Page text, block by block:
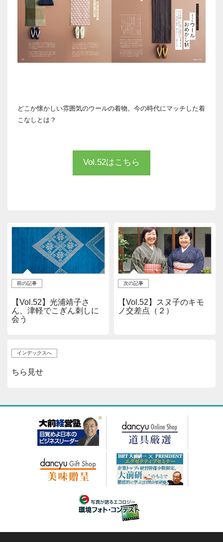
どこか懐かしい雰囲気のウールの着物。今の時代にマッチした着
こなしとは？
Vol.52はこちら
前の記事
【Vol.52】光浦靖子さ
ん、津軽でこぎん刺しに
会う
次の記事
【Vol.52】スヌ子のキモ
ノ交差点（２）
インデックスへ
ちら見せ